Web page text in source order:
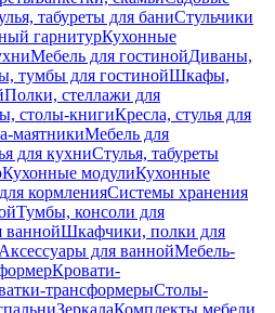
табуреты для баниСтульчики
гарнитурКухонные
Мебель для гостинойДиваны,
тумбы для гостинойШкафы,
Полки, стеллажи для
столы-книгиКресла, стулья для
маятникиМебель для
для кухниСтулья, табуреты
Кухонные модулиКухонные
кормленияСистемы хранения
Тумбы, консоли для
Шкафчики, полки для
Аксессуары для ваннойМебель-
Кровати-
трансформерыСтолы-
ЗеркалаКомплекты мебели